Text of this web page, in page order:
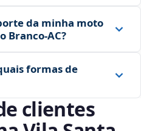
da minha moto
Branco‑AC?
formas de
clientes